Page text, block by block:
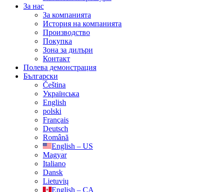
За нас
За компанията
История на компанията
Производство
Покупка
Зона за дилъри
Контакт
Полева демонстрация
Български
Čeština
Українська
English
polski
Français
Deutsch
Română
English – US
Magyar
Italiano
Dansk
Lietuvių
English – CA